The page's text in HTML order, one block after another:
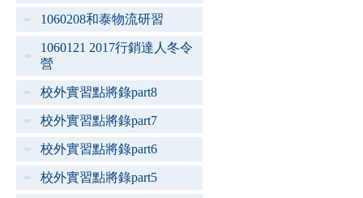
1060208和泰物流研習
1060121 2017行銷達人冬令
營
校外實習點將錄part8
校外實習點將錄part7
校外實習點將錄part6
校外實習點將錄part5